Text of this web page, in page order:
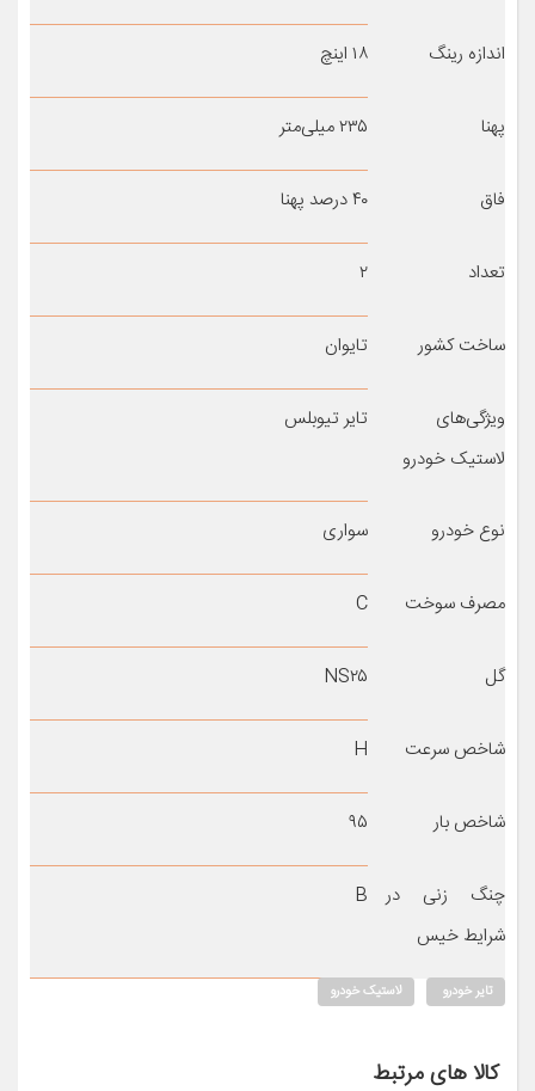
اندازه رینگ ۱۸ اینچ
پهنا ۲۳۵ میلی‌متر
فاق ۴۰ درصد پهنا
تعداد ۲
ساخت کشور تایوان
ویژگی‌های
لاستیک خودرو
تایر تیوبلس
نوع خودرو سواری
مصرف سوخت C
گل NS۲۵
شاخص سرعت H
شاخص بار ۹۵
چنگ زنی در
شرایط خیس
B
تایر خودرو لاستیک خودرو
کالا های مرتبط